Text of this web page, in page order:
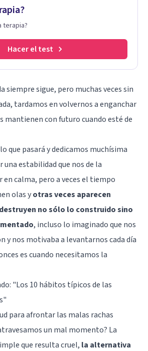
terapia?
Hacer el test
siempre sigue, pero muchas veces sin
tardamos en volvernos a enganchar
mantienen con futuro cuando esté de
que pasará y dedicamos muchísima
una estabilidad que nos de la
calma, pero a veces el tiempo
olas yotras veces aparecen
no sólo lo construido sino
, incluso lo imaginado que nos
y nos motivaba a levantarnos cada día
es cuando necesitamos la
"Los 10 hábitos típicos de las
para afrontar las malas rachas
un mal momento? La
que resulta cruel, la alternativa